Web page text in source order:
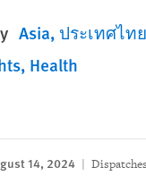
Asia ประเทศไทย
Health
14, 2024 Dispatches